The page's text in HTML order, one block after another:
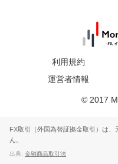
利用規約
運営者情報
© 2017
FX取引（外国為替証拠金取引）は
ん。
出典: 金融商品取引法